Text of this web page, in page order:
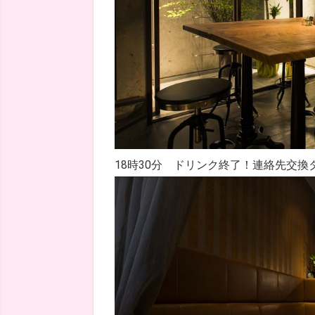
18時30分 ドリンク終了！連絡先交換